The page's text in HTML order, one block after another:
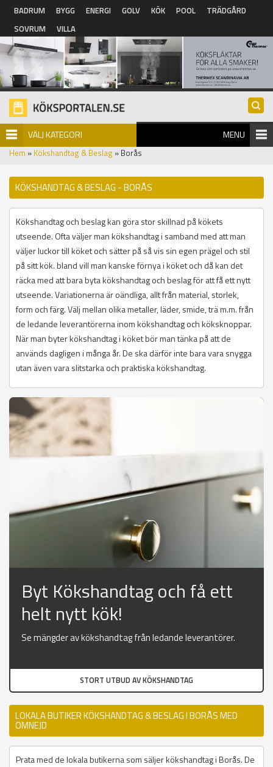
Hoppa till huvudinnehåll
BADRUM BYGG ENERGI GOLV KÖK POOL
TRÄDGÅRD
SOVRUM
VILLA
VÄLJ KATEGORI MENU
Hem » Kökshandtag & Beslag » Borås
KÖKSHANDTAG & BESLAG - BORÅS
Kökshandtag och beslag kan göra stor skillnad på kökets
utseende. Ofta väljer man kökshandtag i samband med att man
väljer luckor till köket och sätter på så vis sin egen prägel och stil
på sitt kök. bland vill man kanske förnya i köket och då kan det
räcka med att bara byta kökshandtag och beslag för att få ett nytt
utseende. Variationerna är oändliga, allt från material, storlek,
form och färg. Välj mellan olika metaller, läder, smide, trä m.m. från
de ledande leverantörerna inom kökshandtag och köksknoppar.
När man byter kökshandtag i köket bör man tänka på att de
används dagligen i många år. De ska därför inte bara vara snygga
utan även vara slitstarka och praktiska kökshandtag.
Byt Kökshandtag och få ett
helt nytt kök!
Se mängder av kökshandtag från ledande leverantörer.
STORT UTBUD AV KÖKSHANDTAG
LOKALA BUTIKER KÖKSHANDTAG & BESLAG I BORÅS MED
OMNEJD
Prata med de lokala butikerna som säljer kökshandtag i Borås. De